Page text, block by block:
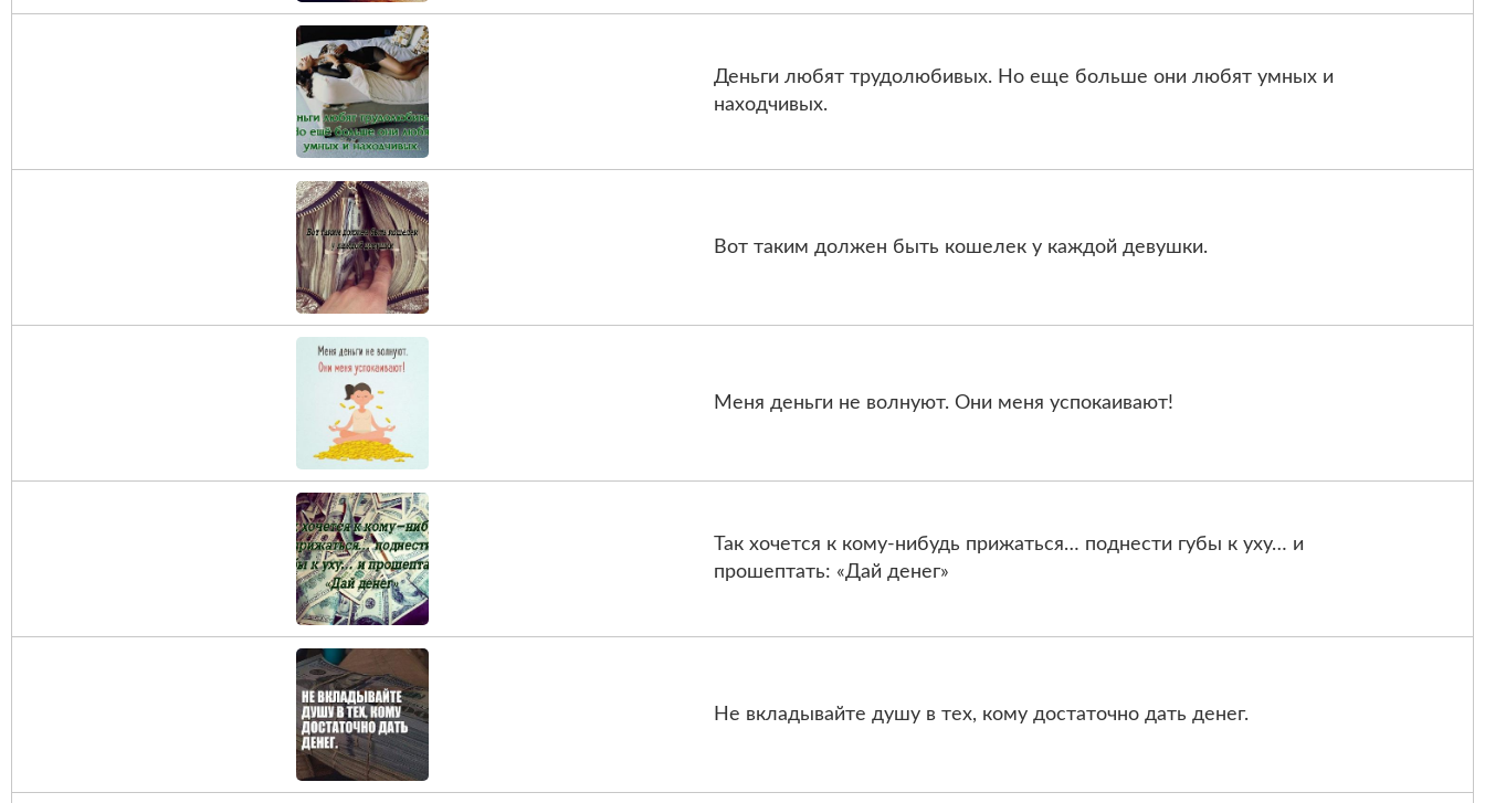
Деньги любят трудолюбивых. Но еще больше они любят умных и
находчивых.
Вот таким должен быть кошелек у каждой девушки.
Меня деньги не волнуют. Они меня успокаивают!
Так хочется к кому-нибудь прижаться… поднести губы к уху… и
прошептать: «Дай денег»
Не вкладывайте душу в тех, кому достаточно дать денег.